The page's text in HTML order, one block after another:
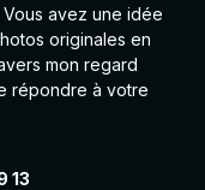
avez une idée
originales en
mon regard
répondre à votre
13